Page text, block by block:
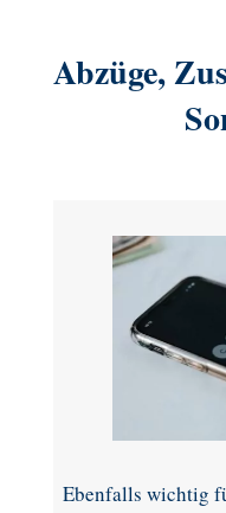
Abzüge,
Ebenfalls wichtig